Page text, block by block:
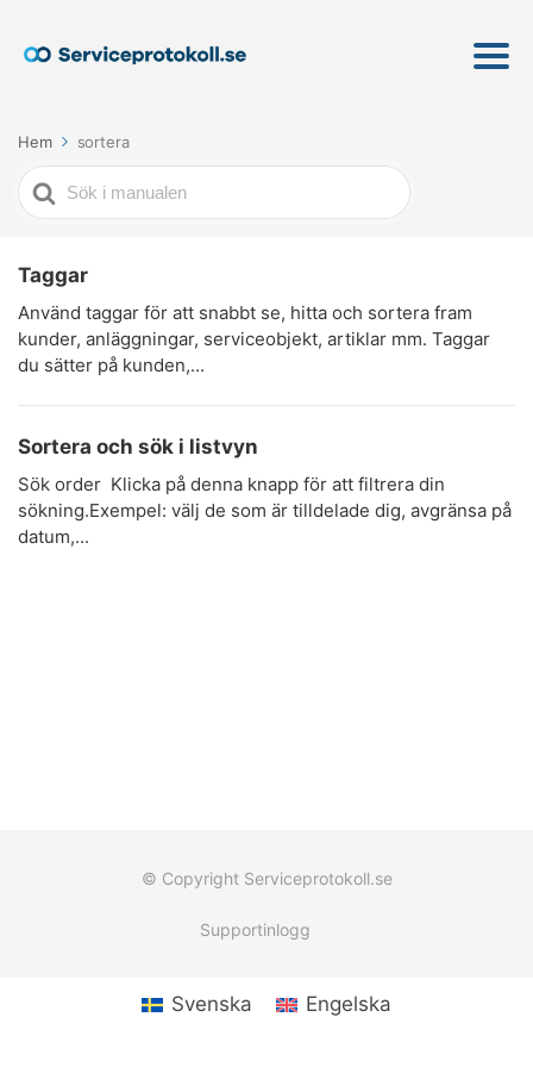
Hem sortera
Söker
efter
Taggar
Använd taggar för att snabbt se, hitta och sortera fram
kunder, anläggningar, serviceobjekt, artiklar mm. Taggar
du sätter på kunden,...
Sortera och sök i listvyn
Sök order Klicka på denna knapp för att filtrera din
sökning.Exempel: välj de som är tilldelade dig, avgränsa på
datum,...
© Copyright Serviceprotokoll.se
Supportinlogg
Svenska Engelska